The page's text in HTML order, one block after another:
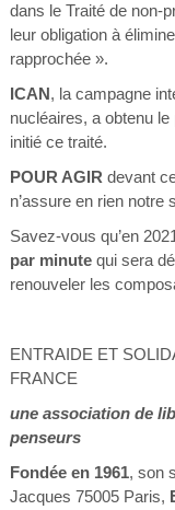
dans le Traité de non-
leur obligation à
rapprochée ».
ICAN, la campagne
nucléaires, a obtenu le
initié ce traité.
POUR AGIR devant
n’assure en rien notre
Savez-vous qu’en
par minutequi sera
renouveler les
ENTRAIDE ET
FRANCE
une association de
penseurs
Fondée en 1961, son
Jacques 75005 Paris,